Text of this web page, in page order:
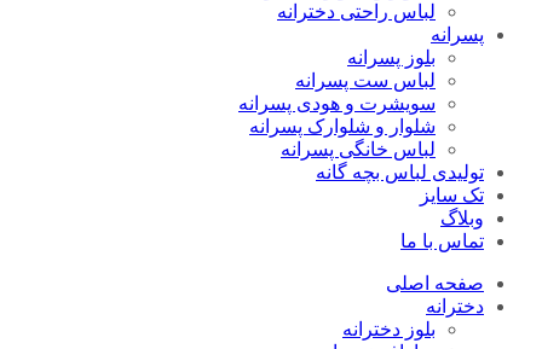
لباس راحتی دخترانه
پسرانه
بلوز پسرانه
لباس ست پسرانه
سویشرت و هودی پسرانه
شلوار و شلوارک پسرانه
لباس خانگی پسرانه
تولیدی لباس بچه گانه
تک سایز
وبلاگ
تماس با ما
صفحه اصلی
دخترانه
بلوز دخترانه